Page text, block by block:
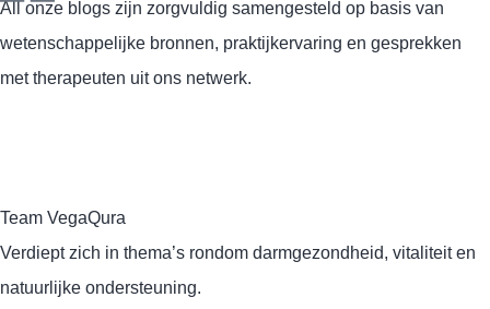
All onze blogs zijn zorgvuldig samengesteld op basis van
wetenschappelijke bronnen, praktijkervaring en gesprekken
met therapeuten uit ons netwerk.
Team VegaQura
Verdiept zich in thema’s rondom darmgezondheid, vitaliteit en
natuurlijke ondersteuning.